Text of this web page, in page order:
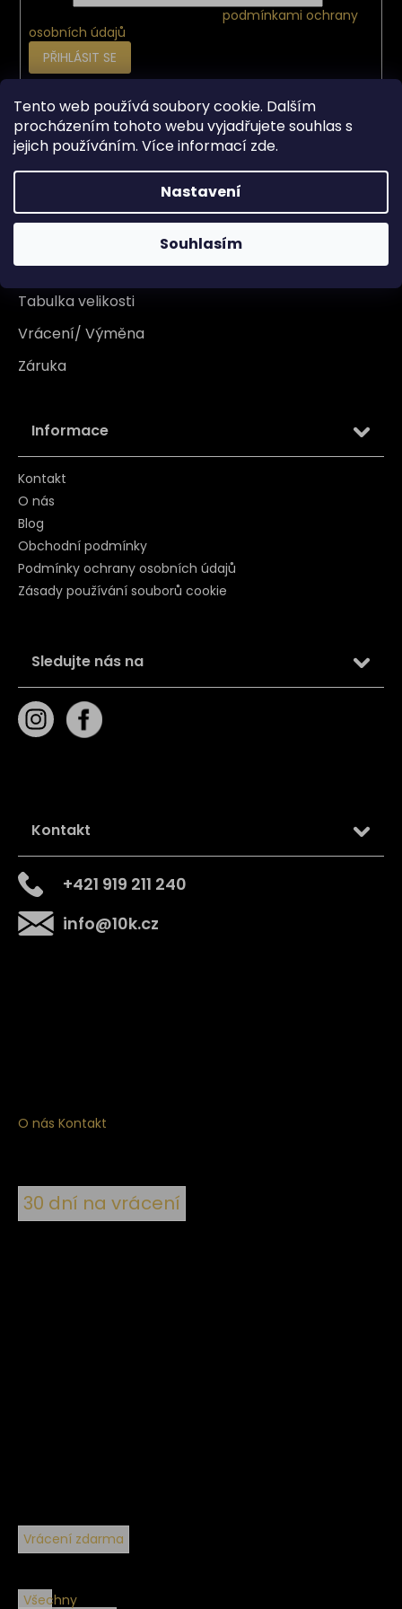
Tento web používá soubory cookie. Dalším
procházením tohoto webu vyjadřujete souhlas s
jejich používáním. Více informací zde.
Nastavení
Souhlasím
podmínkami ochrany
osobních údajů
PŘIHLÁSIT SE
Vše o nákupu
Doprava
Reklamace
Tabulka velikosti
Vrácení/ Výměna
Záruka
Informace
Kontakt
O nás
Blog
Obchodní podmínky
Podmínky ochrany osobních údajů
Zásady používání souborů cookie
Sledujte nás na
Kontakt
info@10k.cz
+421 919 211 240
O nás Kontakt
30 dní na vrácení
Vrácení zdarma
Všechny